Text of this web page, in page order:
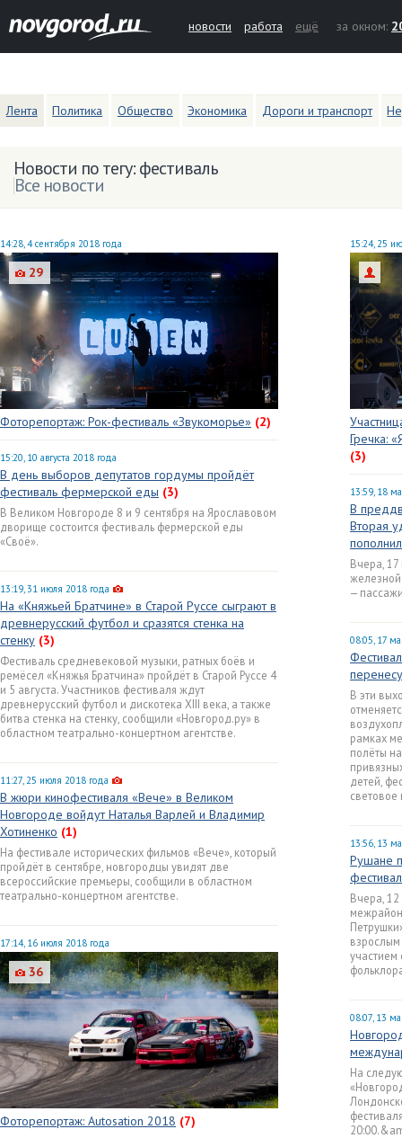
новости работа ещё за окном:
Лента Политика Общество Экономика Дороги и транспорт
Новости по тегу: фестиваль
Все новости
14:28, 4 сентября 2018 года
29
Фоторепортаж: Рок-фестиваль «Звукоморье» (2)
15:20, 10 августа 2018 года
В день выборов депутатов гордумы пройдёт
фестиваль фермерской еды (3)
В Великом Новгороде 8 и 9 сентября на Ярославовом
дворище состоится фестиваль фермерской еды
«Своё».
13:19, 31 июля 2018 года
На «Княжьей Братчине» в Старой Руссе сыграют в
древнерусский футбол и сразятся стенка на
стенку (3)
Фестиваль средневековой музыки, ратных боёв и
ремёсел «Княжья Братчина» пройдёт в Старой Руссе 4
и 5 августа. Участников фестиваля ждут
древнерусский футбол и дискотека XIII века, а также
битва стенка на стенку, сообщили «Новгород.ру» в
областном театрально-концертном агентстве.
11:27, 25 июля 2018 года
В жюри кинофестиваля «Вече» в Великом
Новгороде войдут Наталья Варлей и Владимир
Хотиненко (1)
На фестивале исторических фильмов «Вече», который
пройдёт в сентябре, новгородцы увидят две
всероссийские премьеры, сообщили в областном
театрально-концертном агентстве.
17:14, 16 июля 2018 года
36
Фоторепортаж: Autosation 2018 (7)
15:24, 25
Гречка:
(3)
13:59, 18
В
Вторая
Вчера, 17
—
08:05, 17
В эти
рамках
полёты
детей,
световое
13:56, 13
Рушане
Вчера,
взрослым
участием
08:07, 13
На